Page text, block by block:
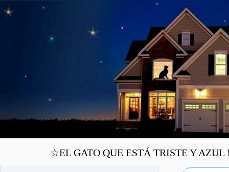
☆EL GATO QUE ESTÁ TRISTE Y AZUL